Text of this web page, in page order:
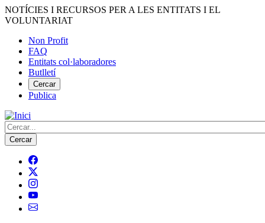
Vés
al
NOTÍCIES I RECURSOS PER A LES ENTITATS I EL
VOLUNTARIAT
Menú
del
compte
d'usuari
Non Profit
FAQ
Entitats col·laboradores
Butlletí
Cercar
Publica
Cerca